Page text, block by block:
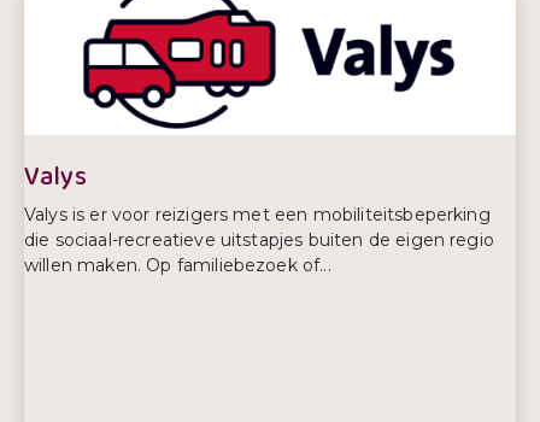
E-mailadres:
info@buddybike.nl
Telefoonnummer:
06 - 12 81 75 10
Valys
Valys is er voor reizigers met een mobiliteitsbeperking
die sociaal-recreatieve uitstapjes buiten de eigen regio
willen maken. Op familiebezoek of...